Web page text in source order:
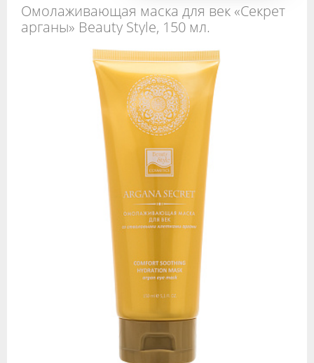
Омолаживающая маска для век «Секрет
арганы» Beauty Style, 150 мл.